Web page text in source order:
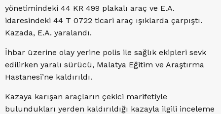
yönetimindeki 44 KR 499 plakalı araç ve E.A.
idaresindeki 44 T 0722 ticari araç ışıklarda çarpıştı.
Kazada, E.A. yaralandı.
İhbar üzerine olay yerine polis ile sağlık ekipleri sevk
edilirken yaralı sürücü, Malatya Eğitim ve Araştırma
Hastanesi’ne kaldırıldı.
Kazaya karışan araçların çekici marifetiyle
bulundukları yerden kaldırıldığı kazayla ilgili inceleme